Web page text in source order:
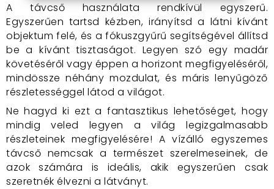
A távcső használata rendkívül egyszerű.
Egyszerűen tartsd kézben, irányítsd a látni kívánt
objektum felé, és a fókuszgyűrű segítségével állítsd
be a kívánt tisztaságot. Legyen szó egy madár
követéséről vagy éppen a horizont megfigyeléséről,
mindössze néhány mozdulat, és máris lenyűgöző
részletességgel látod a világot.
Ne hagyd ki ezt a fantasztikus lehetőséget, hogy
mindig veled legyen a világ legizgalmasabb
részleteinek megfigyelésére! A vízálló egyszemes
távcső nemcsak a természet szerelmeseinek, de
azok számára is ideális, akik egyszerűen csak
szeretnék élvezni a látványt.